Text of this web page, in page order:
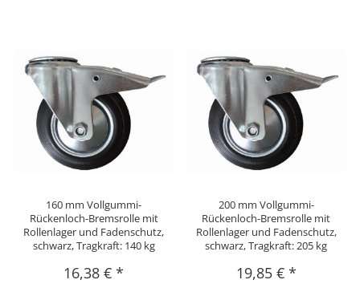
160 mm Vollgummi-
Rückenloch-Bremsrolle mit
Rollenlager und Fadenschutz,
schwarz, Tragkraft: 140 kg
16,38 €*
200 mm Vollgummi-
Rückenloch-Bremsrolle mit
Rollenlager und Fadenschutz,
schwarz, Tragkraft: 205 kg
19,85 € *